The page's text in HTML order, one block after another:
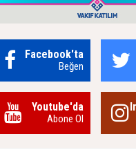
Facebook'ta
Beğen
Youtube'da
Abone Ol